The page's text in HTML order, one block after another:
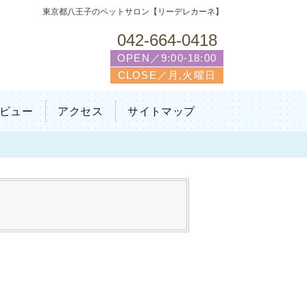
東京都八王子のペットサロン【リーデレカーネ】
042-664-0418
OPEN／9:00-18:00
CLOSE／月,火曜日
ュー アクセス サイトマップ